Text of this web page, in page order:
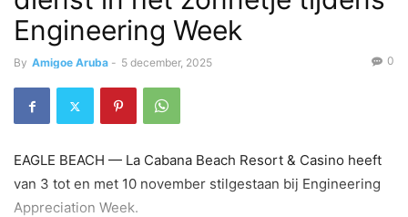
Engineering Week
By Amigoe Aruba - 5 december, 2025 0
EAGLE BEACH — La Cabana Beach Resort & Casino heeft
van 3 tot en met 10 november stilgestaan bij Engineering
Appreciation Week.